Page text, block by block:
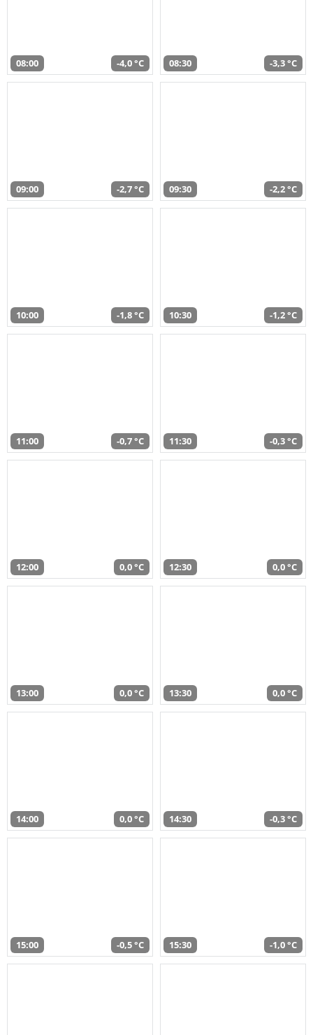
08:00 -4,0 °C 08:30 -3,3 °C
09:00 -2,7 °C 09:30 -2,2 °C
10:00 -1,8 °C 10:30 -1,2 °C
11:00 -0,7 °C 11:30 -0,3 °C
12:00 0,0 °C 12:30 0,0 °C
13:00 0,0 °C 13:30 0,0 °C
14:00 0,0 °C 14:30 -0,3 °C
15:00 -0,5 °C 15:30 -1,0 °C